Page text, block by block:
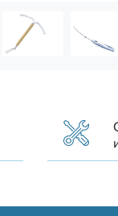
введения